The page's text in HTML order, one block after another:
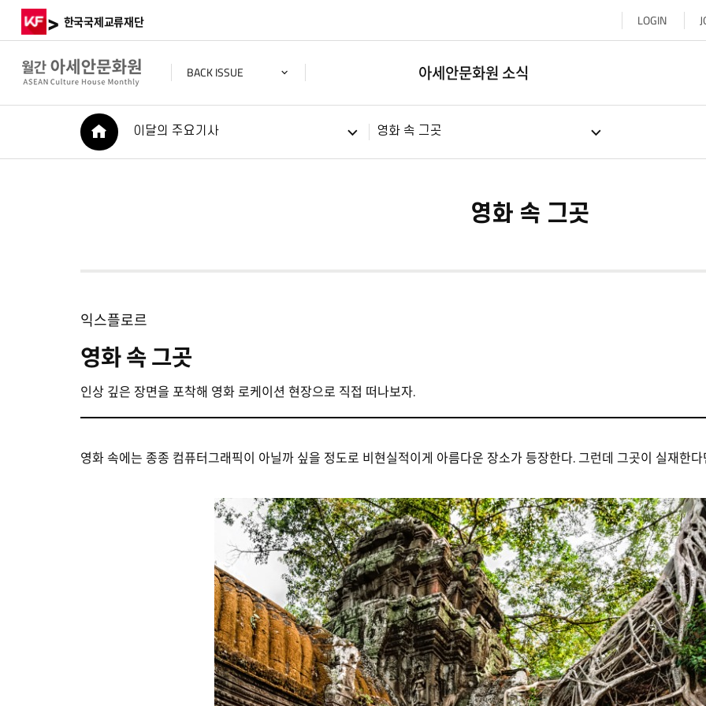
> 한국국제교류재단
BACK ISSUE
LOGIN
아세안문화원 소식
HOME
이달의 주요기사 영화 속 그곳
영화 속 그곳
익스플로르
영화 속 그곳
인상 깊은 장면을 포착해 영화 로케이션 현장으로 직접 떠나보자.
영화 속에는 종종 컴퓨터그래픽이 아닐까 싶을 정도로 비현실적이게 아름다운 장소가 등장한다. 그런데 그곳이 실재한다